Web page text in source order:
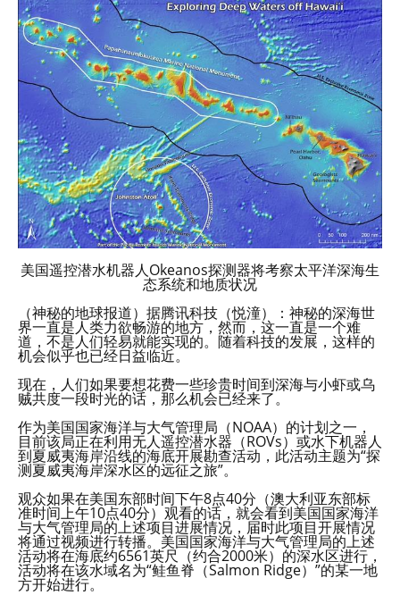
美国遥控潜水机器人Okeanos探测器将考察太平洋深海生
态系统和地质状况
（神秘的地球报道）据腾讯科技（悦潼）：神秘的深海世
界一直是人类力欲畅游的地方，然而，这一直是一个难
道，不是人们轻易就能实现的。随着科技的发展，这样的
机会似乎也已经日益临近。
现在，人们如果要想花费一些珍贵时间到深海与小虾或乌
贼共度一段时光的话，那么机会已经来了。
作为美国国家海洋与大气管理局（NOAA）的计划之一，
目前该局正在利用无人遥控潜水器（ROVs）或水下机器人
到夏威夷海岸沿线的海底开展勘查活动，此活动主题为“探
测夏威夷海岸深水区的远征之旅”。
观众如果在美国东部时间下午8点40分（澳大利亚东部标
准时间上午10点40分）观看的话，就会看到美国国家海洋
与大气管理局的上述项目进展情况，届时此项目开展情况
将通过视频进行转播。美国国家海洋与大气管理局的上述
活动将在海底约6561英尺（约合2000米）的深水区进行，
活动将在该水域名为“鲑鱼脊（Salmon Ridge）”的某一地
方开始进行。